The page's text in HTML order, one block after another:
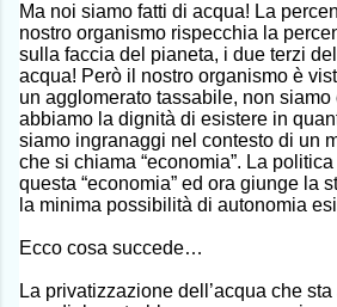
Ma noi siamo fatti di acqua! La
nostro organismo rispecchia la
sulla faccia del pianeta, i due terzi
acqua! Però il nostro organismo è
un agglomerato tassabile, non
abbiamo la dignità di esistere in
siamo ingranaggi nel contesto di un
che si chiama “economia”. La
questa “economia” ed ora giunge la
la minima possibilità di autonomia
Ecco cosa succede…
La privatizzazione dell’acqua che